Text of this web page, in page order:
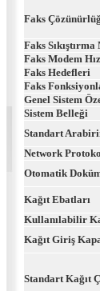
Faks
Faks
Faks Modem
Faks Hedefleri
Faks
Genel Sistem
Sistem Belleği
Standart
Network
Otomatik
Kağıt Ebatları
Kullanılabilir
Kağıt Giriş
Standart Kağıt